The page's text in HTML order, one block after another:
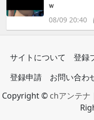
ｗ
08/09 20:40
サイトについて 登録
登録申請
お問い合わ
Copyright © chアンテナ